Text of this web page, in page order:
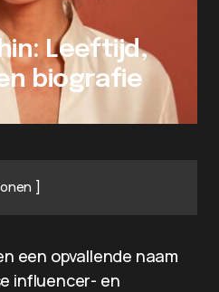
Leeftijd,
biografie
een opvallende naam
influencer- en